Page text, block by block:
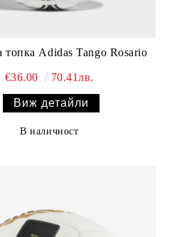
топка Adidas Tango Rosario
€36.00 70.41лв.
Виж детайли
В наличност